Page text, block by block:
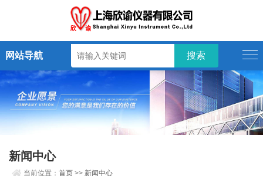
网站导航
新闻中心
当前位置：首页 >> 新闻中心